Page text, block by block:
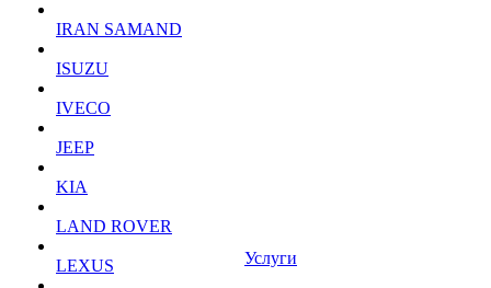
IRAN SAMAND
ISUZU
IVECO
JEEP
KIA
LAND ROVER
LEXUS
Услуги